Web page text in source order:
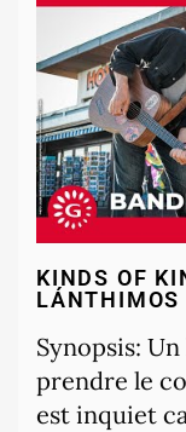
KINDS OF
LÁNTHIMOS
Synopsis:
prendre le
est inquiet